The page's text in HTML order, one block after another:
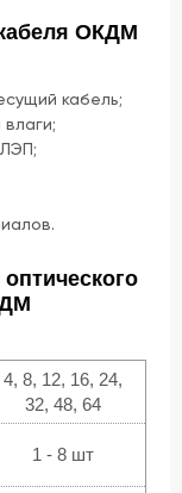
ОКДМ
кабель;
4, 8, 12, 16, 24,
32, 48, 64
1 - 8 шт